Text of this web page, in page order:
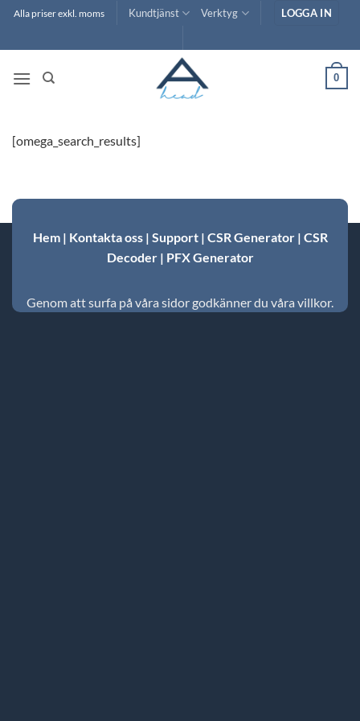
Skip
content
Alla priser exkl. moms Kundtjänst Verktyg LOGGA IN
0
[omega_search_results]
Hem| Kontakta oss| Support| CSR Generator| CSR
Decoder| PFX Generator
Genom att surfa på våra sidor godkänner du våra villkor.